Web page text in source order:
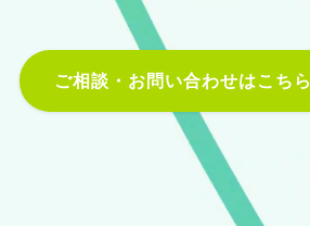
ご相談・お問い合わせはこちら